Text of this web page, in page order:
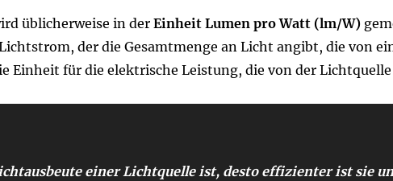
üblicherweise in derEinheit Lumen pro Watt (lm/W)
der die Gesamtmenge an Licht angibt, die von
Einheit für die elektrische Leistung, die von der
einer Lichtquelle ist, desto effizienter ist sie